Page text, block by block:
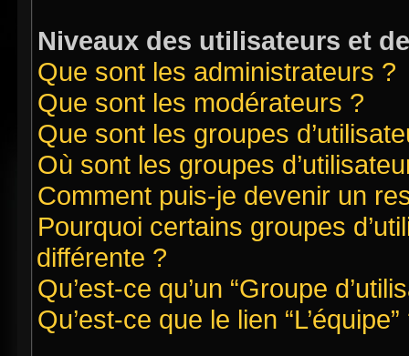
Niveaux des utilisateurs et
Que sont les administrateurs ?
Que sont les modérateurs ?
Que sont les groupes
Où sont les groupes
Comment puis-je devenir un
Pourquoi certains groupes
différente ?
Qu’est-ce qu’un “Groupe
Qu’est-ce que le lien “L’équipe”